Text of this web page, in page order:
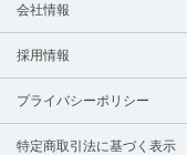
会社情報
採用情報
プライバシーポリシー
特定商取引法に基づく表示